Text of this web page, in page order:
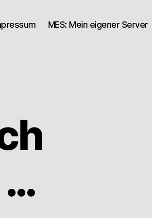
MES: Mein eigener Server
…